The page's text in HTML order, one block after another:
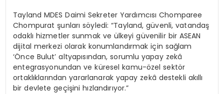
Tayland MDES Daimi Sekreter Yardımcısı Chomparee
Chompurat şunları söyledi: “Tayland, güvenli, vatandaş
odaklı hizmetler sunmak ve ülkeyi güvenilir bir ASEAN
dijital merkezi olarak konumlandırmak için sağlam
‘Önce Bulut’ altyapısından, sorumlu yapay zekâ
entegrasyonundan ve küresel kamu-özel sektör
ortaklıklarından yararlanarak yapay zekâ destekli akıllı
bir devlete geçişini hızlandırıyor.”